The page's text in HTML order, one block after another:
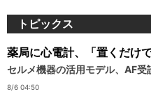
トピックス
薬局に心電計、「置くだけ
セルメ機器の活用モデル、AF受
8/6 04:50